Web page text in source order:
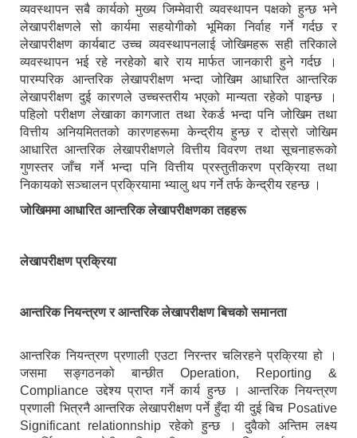
व्यवस्थापन सबै कार्यको मुख्य जिम्मेवारी व्यवस्थापन पक्षको हुन्छ भने
लेखापरीक्षणले सो कार्यमा सहयोगीको भूमिका निर्वाह गर्ने गर्दछ र
लेखापरीक्षण कार्यबाट उच्च व्यवस्थापनलाई जोखिमहरू सही तरिकाले
व्यवस्थापन भई रहे नरहेको बारे राय मार्फत जानकारी हुने गर्दछ ।
पारम्परिक आन्तरिक लेखापरीक्षण भन्दा जोखिम आधारित आन्तरिक
लेखापरीक्षण दुई कारणले उच्चस्तरीय भएको मान्यता रहेको पाइन्छ ।
पहिलो परीक्षण लेखाका कागजात तथा रेकर्ड भन्दा पनि जोखिम तथा
वित्तीय अनियमिततको कारणहरूमा केन्द्रीय हुन्छ र दोस्रो जोखिम
आधारित आन्तरिक लेखापरीक्षणले वित्तीय विवरण तथा सूचनाहरूको
गुणस्तर जाँच गर्ने भन्दा पनि वित्तीय प्रस्तुतीकरण प्रक्रिया तथा
निकायको सञ्चालन प्रक्रियामा भ्यालु थप गर्ने तर्फ केन्द्रीय रहन्छ ।
जोखिममा आधारित आन्तरिक लेखापरीक्षणका तहहरू
लेखापरीक्षण प्रक्रिया
आन्तरिक नियन्त्रण र आन्तरिक लेखापरीक्षण बिचको समानता
आन्तरिक नियन्त्रण प्रणाली एउटा निरन्तर चलिरहने प्रक्रिया हो ।
जसमा सङ्गठनको बान्छीत Operation, Reporting &
Compliance उद्देश्य प्राप्त गर्ने कार्य हुन्छ । आन्तरिक नियन्त्रण
प्रणाली भित्रनै आन्तरिक लेखापरीक्षण पर्ने हुँदा यी दुई बिच Posative
Significant relationnship रहेको हुन्छ । दुवैको अन्तिम लक्ष्य